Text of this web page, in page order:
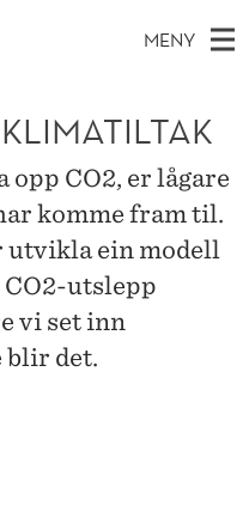
MENY
CO2, er lågare
komme fram til.
ein modell
utslepp
vi set inn
blir det.